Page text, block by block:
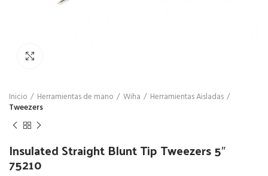
Inicio Herramientas de mano Wiha
Herramientas Aisladas
Tweezers
Insulated Straight Blunt Tip Tweezers 5″
75210